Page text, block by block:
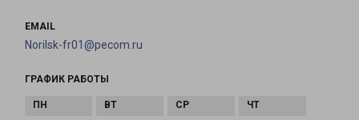
EMAIL
Norilsk-fr01@pecom.ru
ГРАФИК РАБОТЫ